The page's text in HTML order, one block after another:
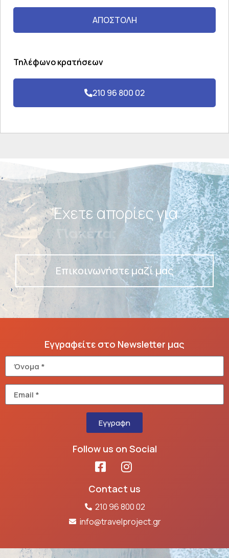
ΑΠΟΣΤΟΛΗ
Τηλέφωνο κρατήσεων
210 96 800 02
Έχετε απορίες για
Πακέτα;
Επικοινωνήστε μαζί μας
Εγγραφείτε στο Newsletter μας
Εγγραφη
Follow us on Social
Contact us
210 96 800 02
info@travelproject.gr